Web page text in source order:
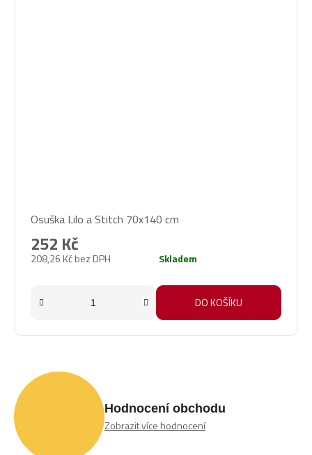
Osuška Lilo a Stitch 70x140 cm
208,26 Kč bez DPH
252 Kč
Skladem
DO KOŠÍKU
Hodnocení obchodu
Zobrazit více hodnocení